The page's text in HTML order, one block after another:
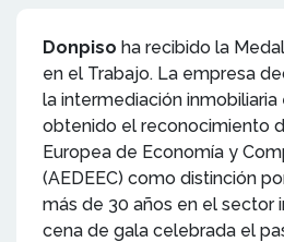
Donpiso ha recibido la
en el Trabajo. La empresa
la intermediación inmobiliaria
obtenido el reconocimiento
Europea de Economía y
(AEDEEC) como distinción
más de 30 años en el sector
cena de gala celebrada el